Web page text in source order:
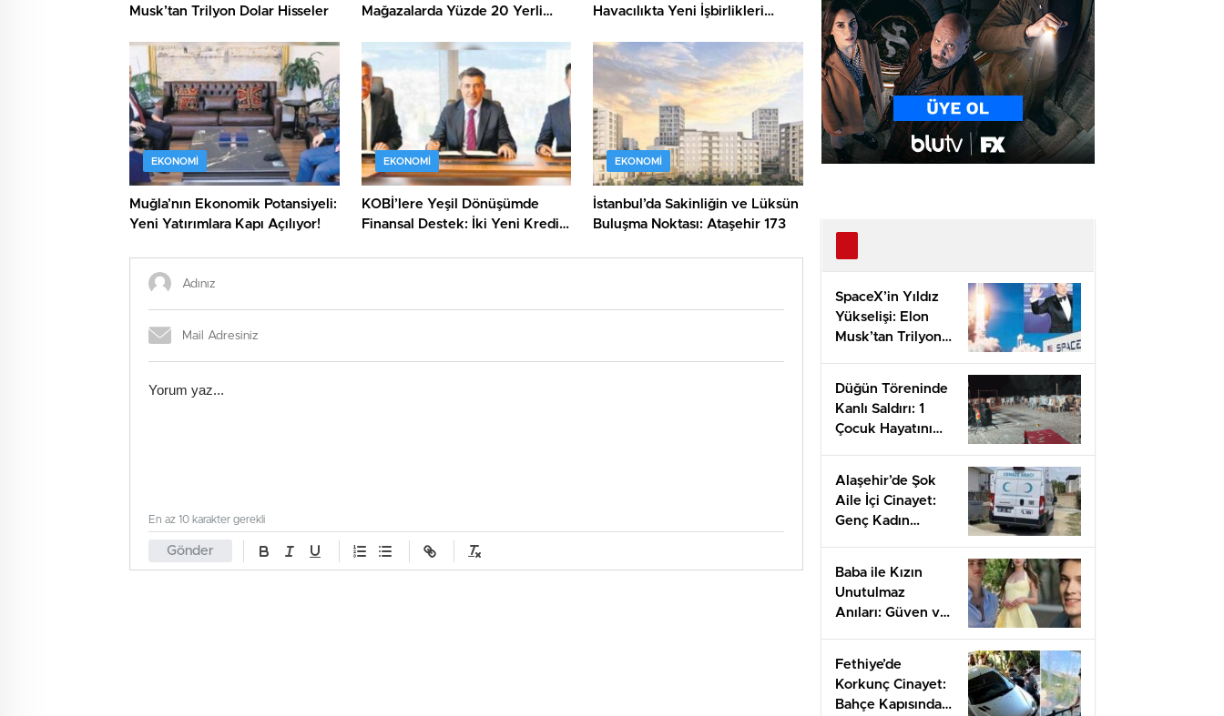
Musk’tan Trilyon Dolar Hisseler
Mağazalarda Yüzde 20 Yerli
Havacılıkta Yeni İşbirlikleri
EKONOMI
Muğla’nın Ekonomik Potansiyeli:
Yeni Yatırımlara Kapı Açılıyor!
EKONOMI
KOBİ’lere Yeşil Dönüşümde
Finansal Destek: İki Yeni Kredi
EKONOMI
İstanbul’da Sakinliğin ve Lüksün
Buluşma Noktası: Ataşehir 173
Gönder
En az 10 karakter gerekli
SpaceX’in Yıldız
Yükselişi: Elon
Musk’tan Trilyon
Düğün Töreninde
Kanlı Saldırı: 1
Çocuk Hayatını
Alaşehir’de Şok
Aile İçi Cinayet:
Genç Kadın
Baba ile Kızın
Unutulmaz
Anıları: Güven ve
Fethiye’de
Korkunç Cinayet:
Bahçe Kapısından